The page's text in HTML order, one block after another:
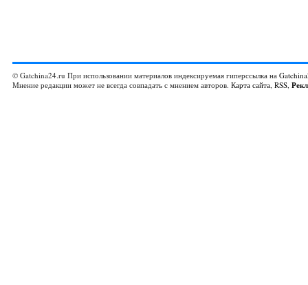
© Gatchina24.ru При использовании материалов индексируемая гиперссылка на
Мнение редакции может не всегда совпадать с мнением авторов. Карта сайта, RSS,